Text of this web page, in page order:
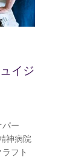
イジ
パー
神病院
フト